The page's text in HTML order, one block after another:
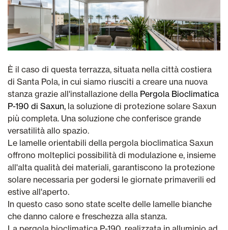
È il caso di questa terrazza, situata nella città costiera
di Santa Pola, in cui siamo riusciti a creare una nuova
stanza grazie all'installazione della Pergola Bioclimatica
P-190 di Saxun, la soluzione di protezione solare Saxun
più completa. Una soluzione che conferisce grande
versatilità allo spazio.
Le lamelle orientabili della pergola bioclimatica Saxun
offrono molteplici possibilità di modulazione e, insieme
all'alta qualità dei materiali, garantiscono la protezione
solare necessaria per godersi le giornate primaverili ed
estive all'aperto.
In questo caso sono state scelte delle lamelle bianche
che danno calore e freschezza alla stanza.